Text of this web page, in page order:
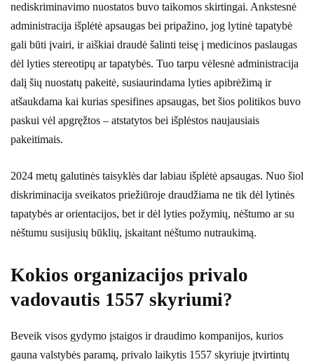
nediskriminavimo nuostatos buvo taikomos skirtingai. Ankstesnė
administracija išplėtė apsaugas bei pripažino, jog lytinė tapatybė
gali būti įvairi, ir aiškiai draudė šalinti teisę į medicinos paslaugas
dėl lyties stereotipų ar tapatybės. Tuo tarpu vėlesnė administracija
dalį šių nuostatų pakeitė, susiaurindama lyties apibrėžimą ir
atšaukdama kai kurias spesifines apsaugas, bet šios politikos buvo
paskui vėl apgręžtos – atstatytos bei išplėstos naujausiais
pakeitimais.
2024 metų galutinės taisyklės dar labiau išplėtė apsaugas. Nuo šiol
diskriminacija sveikatos priežiūroje draudžiama ne tik dėl lytinės
tapatybės ar orientacijos, bet ir dėl lyties požymių, nėštumo ar su
nėštumu susijusių būklių, įskaitant nėštumo nutraukimą.
Kokios organizacijos privalo
vadovautis 1557 skyriumi?
Beveik visos gydymo įstaigos ir draudimo kompanijos, kurios
gauna valstybės paramą, privalo laikytis 1557 skyriuje įtvirtintų